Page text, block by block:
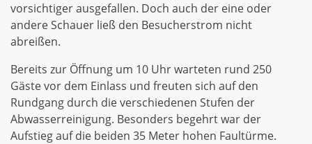
vorsichtiger ausgefallen. Doch auch der eine oder
andere Schauer ließ den Besucherstrom nicht
abreißen.
Bereits zur Öffnung um 10 Uhr warteten rund 250
Gäste vor dem Einlass und freuten sich auf den
Rundgang durch die verschiedenen Stufen der
Abwasserreinigung. Besonders begehrt war der
Aufstieg auf die beiden 35 Meter hohen Faultürme.